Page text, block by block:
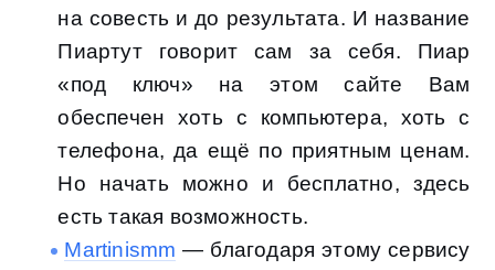
на совесть и до результата. И название
Пиартут говорит сам за себя. Пиар
«под ключ» на этом сайте Вам
обеспечен хоть с компьютера, хоть с
телефона, да ещё по приятным ценам.
Но начать можно и бесплатно, здесь
есть такая возможность.
Martinismm — благодаря этому сервису